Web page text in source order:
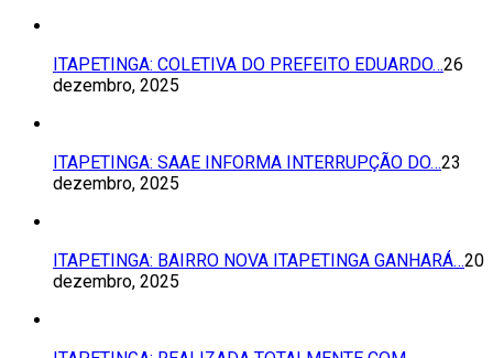
ITAPETINGA: COLETIVA DO PREFEITO EDUARDO…26
dezembro, 2025
ITAPETINGA: SAAE INFORMA INTERRUPÇÃO DO…23
dezembro, 2025
ITAPETINGA: BAIRRO NOVA ITAPETINGA GANHARÁ…20
dezembro, 2025